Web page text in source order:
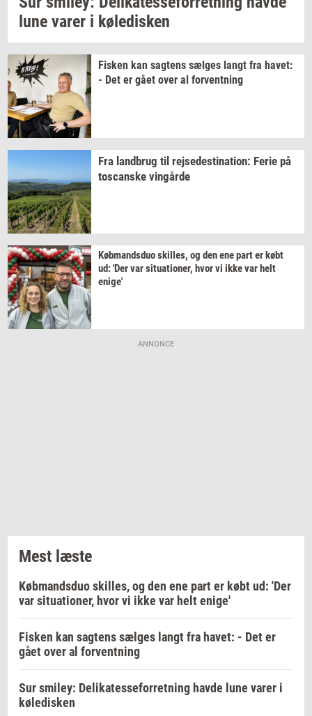
lune varer i kø­le­di­sken
Fi­sken kan sag­tens sæl­ges langt fra havet:
- Det er gået over al for­vent­ning
Fra land­brug til rej­se­desti­na­tion: Ferie på
toscan­ske vin­går­de
Køb­mands­duoskil­les, og den ene part er købt
ud: 'Der varsi­tu­a­tio­ner, hvor vi ikke var helt
enige'
ANNONCE
Mest læste
Købmandsduo skilles, og den ene part er købt ud: 'Der
var situationer, hvor vi ikke var helt enige'
Fisken kan sagtens sælges langt fra havet: - Det er
gået over al forventning
Sur smiley: Delikatesseforretning havde lune varer i
køledisken